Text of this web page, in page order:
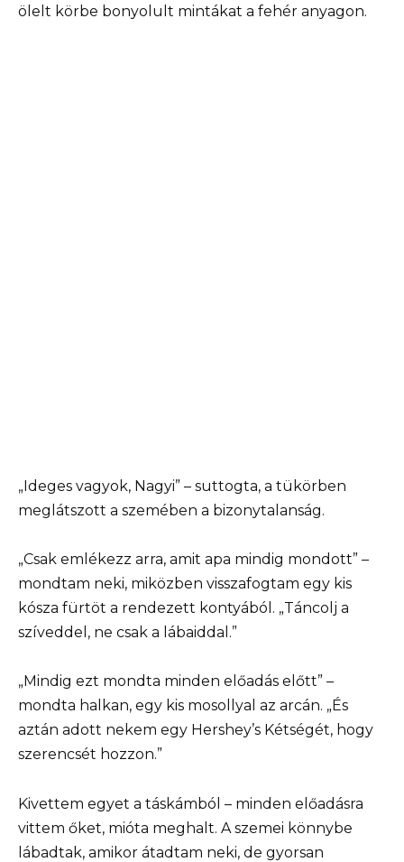
ölelt körbe bonyolult mintákat a fehér anyagon.
„Ideges vagyok, Nagyi” – suttogta, a tükörben
meglátszott a szemében a bizonytalanság.
„Csak emlékezz arra, amit apa mindig mondott” –
mondtam neki, miközben visszafogtam egy kis
kósza fürtöt a rendezett kontyából. „Táncolj a
szíveddel, ne csak a lábaiddal.”
„Mindig ezt mondta minden előadás előtt” –
mondta halkan, egy kis mosollyal az arcán. „És
aztán adott nekem egy Hershey’s Kétségét, hogy
szerencsét hozzon.”
Kivettem egyet a táskámból – minden előadásra
vittem őket, mióta meghalt. A szemei könnybe
lábadtak, amikor átadtam neki, de gyorsan